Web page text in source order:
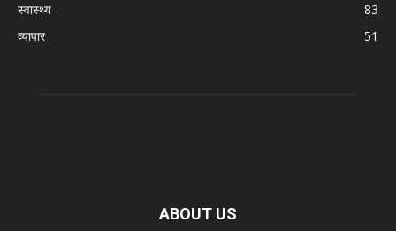
स्वास्थ्य
83
व्यापार
51
ABOUT US